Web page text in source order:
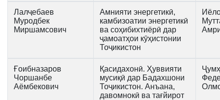
Лалҷебаев
Муродбек
Миршамсович
Амнияти энергетикӣ,
камбизоатии энергетикӣ
ва соҳибихтиёрӣ дар
ҷамоатҳои кӯҳистонии
Тоҷикистон
Ғоибназаров
Чоршанбе
Аёмбекович
Қасидахонӣ. Ҳуввияти
мусиқӣ дар Бадахшони
Тоҷикистон. Анъана,
давомнокӣ ва тағйирот